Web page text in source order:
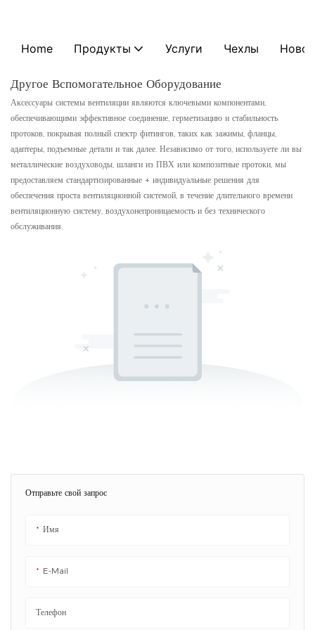
Home Продукты Услуги Чехлы
Другое Вспомогательное Оборудование
Аксессуары системы вентиляции являются ключевыми компонентами,
обеспечивающими эффективное соединение, герметизацию и стабильность
протоков, покрывая полный спектр фитингов, таких как зажимы, фланцы,
адаптеры, подъемные детали и так далее. Независимо от того, используете ли вы
металлические воздуховоды, шланги из ПВХ или композитные протоки, мы
предоставляем стандартизированные + индивидуальные решения для
обеспечения проста вентиляционной системой, в течение длительного времени
вентиляционную систему, воздухонепроницаемость и без технического
обслуживания.
Отправьте свой запрос
Имя
E-Mail
Телефон